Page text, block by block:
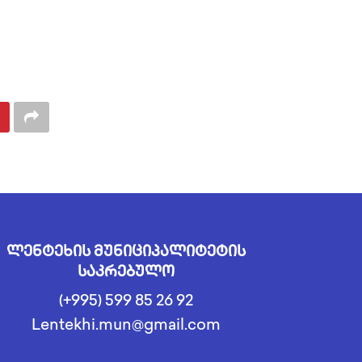
ლენტეხის მუნიციპალიტეტის
საკრებულო
(+995) 599 85 26 92
Lentekhi.mun@gmail.com